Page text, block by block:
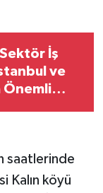
İş
ve
Önemli
saatlerinde
Kalın köyü